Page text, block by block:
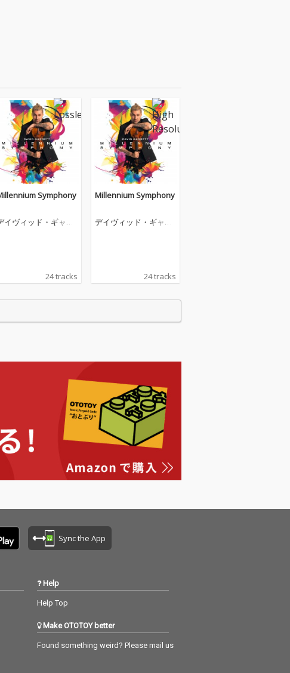
Symphony
イヴィッド・ギャレ
24 tracks
Millennium Symphony
デイヴィッド・ギャレ
24 tracks
Sync the App
Help
Help Top
Make OTOTOY better
Found something weird? Please mail us